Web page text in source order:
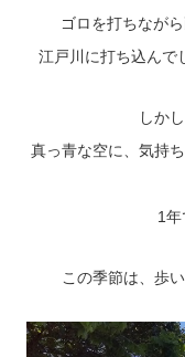
ゴロを打ちなが
江戸川に打ち込んで
しか
真っ青な空に、気持
1年
この季節は、歩